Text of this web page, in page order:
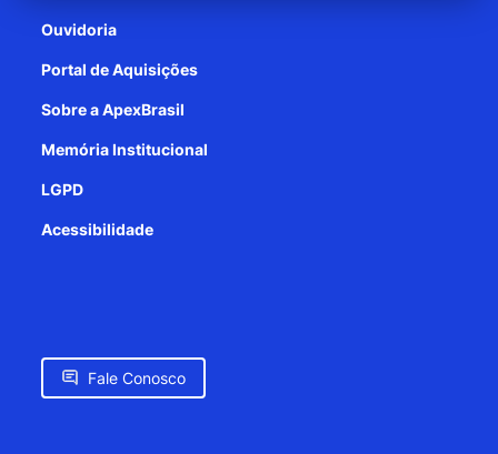
Ouvidoria
Portal de Aquisições
Sobre a ApexBrasil
Memória Institucional
LGPD
Acessibilidade
Fale Conosco